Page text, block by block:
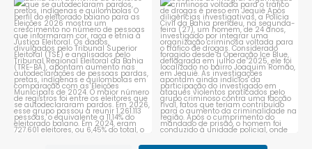
Bahia tem aumento de eleitores
que se autodeclaram...
1 0
Suspeito de integrar
organização criminosa
voltada...
1 0